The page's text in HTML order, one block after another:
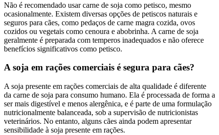
Não é recomendado usar carne de soja como petisco, mesmo
ocasionalmente. Existem diversas opções de petiscos naturais e
seguros para cães, como pedaços de carne magra cozida, ovos
cozidos ou vegetais como cenoura e abobrinha. A carne de soja
geralmente é preparada com temperos inadequados e não oferece
benefícios significativos como petisco.
A soja em rações comerciais é segura para cães?
A soja presente em rações comerciais de alta qualidade é diferente
da carne de soja para consumo humano. Ela é processada de forma a
ser mais digestível e menos alergênica, e é parte de uma formulação
nutricionalmente balanceada, sob a supervisão de nutricionistas
veterinários. No entanto, alguns cães ainda podem apresentar
sensibilidade à soja presente em rações.